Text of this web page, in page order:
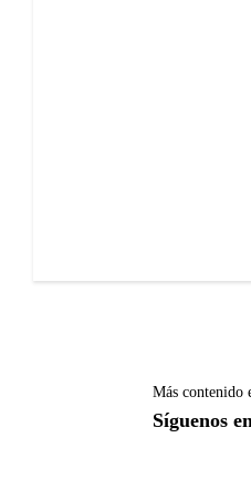
Más contenido
Síguenos